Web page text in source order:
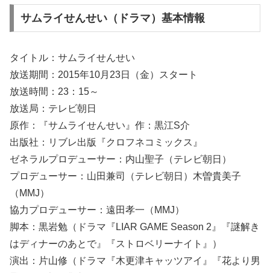
サムライせんせい（ドラマ）基本情報
タイトル：サムライせんせい
放送期間：2015年10月23日（金）スタート
放送時間：23：15～
放送局：テレビ朝日
原作：『サムライせんせい』作：黒江S介
出版社：リブレ出版『クロフネコミックス』
ゼネラルプロデューサー：内山聖子（テレビ朝日）
プロデューサー：山田兼司（テレビ朝日）木曽貴美子
（MMJ）
協力プロデューサー：遠田孝一（MMJ）
脚本：黒岩勉（ドラマ『LIAR GAME Season 2』『謎解き
はディナーのあとで』『ストロベリーナイト』）
演出：片山修（ドラマ『木更津キャッツアイ』『花より男